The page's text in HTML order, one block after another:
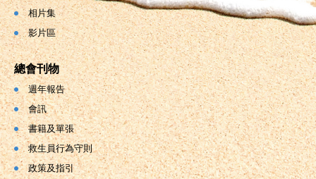
相片集
影片區
總會刊物
週年報告
會訊
書籍及單張
救生員行為守則
政策及指引